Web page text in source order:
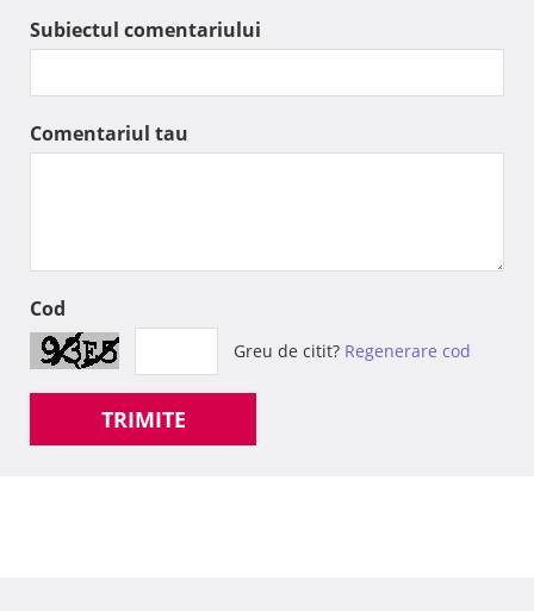
Subiectul comentariului
Comentariul tau
Cod
Greu de citit? Regenerare cod
TRIMITE